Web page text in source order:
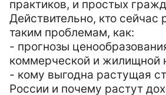
практиков, и простых
Действительно, кто сейчас
таким проблемам, как:
- прогнозы
коммерческой и жилищной
- кому выгодна растущая
России и почему растут